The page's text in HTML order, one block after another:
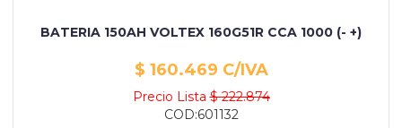
BATERIA 150AH VOLTEX 160G51R CCA 1000 (- +)
$ 160.469 C/IVA
Precio Lista$ 222.874
COD:601132